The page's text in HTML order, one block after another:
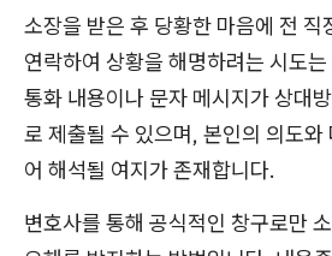
소장을 받은 후 당황한 마음에 전 직
연락하여 상황을 해명하려는 시도
통화 내용이나 문자 메시지가 상대
로 제출될 수 있으며, 본인의 의도와
어 해석될 여지가 존재합니다.
변호사를 통해 공식적인 창구로만